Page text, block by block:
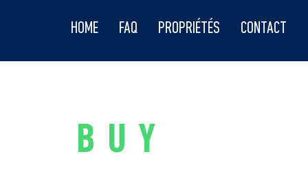
HOME FAQ PROPRIÉTÉS CONTACT
BUY